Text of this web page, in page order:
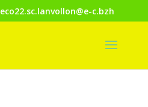
eco22.sc.lanvollon@e-c.bzh